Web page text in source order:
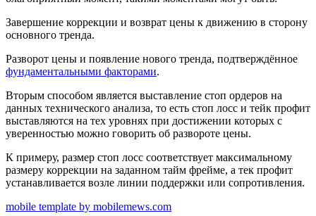
Завершение коррекции и возврат цены к движению в сторону
основного тренда.
Разворот цены и появление нового тренда, подтверждённое
фундаментальными факторами.
Вторым способом является выставление стоп ордеров на
данных технического анализа, то есть стоп лосс и тейк профит
выставляются на тех уровнях при достижении которых с
уверенностью можно говорить об развороте цены.
К примеру, размер стоп лосс соответствует максимальному
размеру коррекции на заданном тайм фрейме, а тек профит
устанавливается возле линии поддержки или сопротивления.
mobile template by mobilemews.com